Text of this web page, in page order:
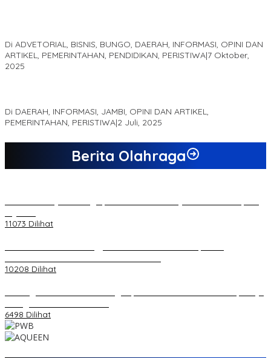
Di ADVETORIAL, BISNIS, BUNGO, DAERAH, INFORMASI, OPINI DAN
ARTIKEL, PEMERINTAHAN, PENDIDIKAN, PERISTIWA|7 Oktober,
2025
Di DAERAH, INFORMASI, JAMBI, OPINI DAN ARTIKEL,
PEMERINTAHAN, PERISTIWA|2 Juli, 2025
Berita Olahraga
11073 Dilihat
10208 Dilihat
6498 Dilihat